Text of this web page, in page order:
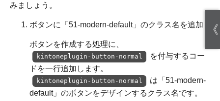
みましょう。
ボタンに「51-modern-default」のクラス名を追加
ボタンを作成する処理に、
kintoneplugin-button-normal
を付与するコー
ドを一行追加します。
kintoneplugin-button-normal
は「51-modern-
default」のボタンをデザインするクラス名です。
《